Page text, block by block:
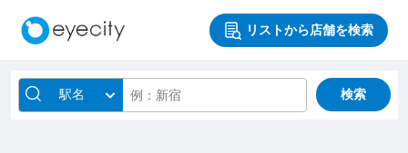
リストから店舗を検索
駅名 検索